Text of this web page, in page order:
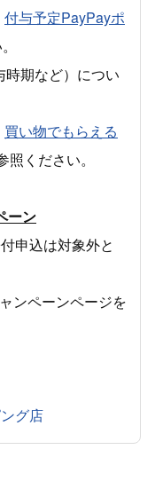
付与予定PayPayポ
期など）につい
買い物でもらえる
照ください。
ーン
申込は対象外と
ンペーンページを
グ店